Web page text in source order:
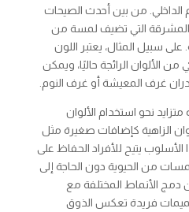
الداخلي. من بين أحدث الصيحات
والمشرقة التي تضيف لمسة من
على سبيل المثال، يعتبر اللون
من الألوان الرائجة حاليًا، ويمكن
غرف المعيشة أو غرف النوم.
نحو استخدام الألوان
الزاهية كإضافات صغيرة مثل
الأسلوب يتيح للأفراد الحفاظ على
من الحيوية دون الحاجة إلى
دمج الأنماط المختلفة مع
فريدة تعكس الذوق